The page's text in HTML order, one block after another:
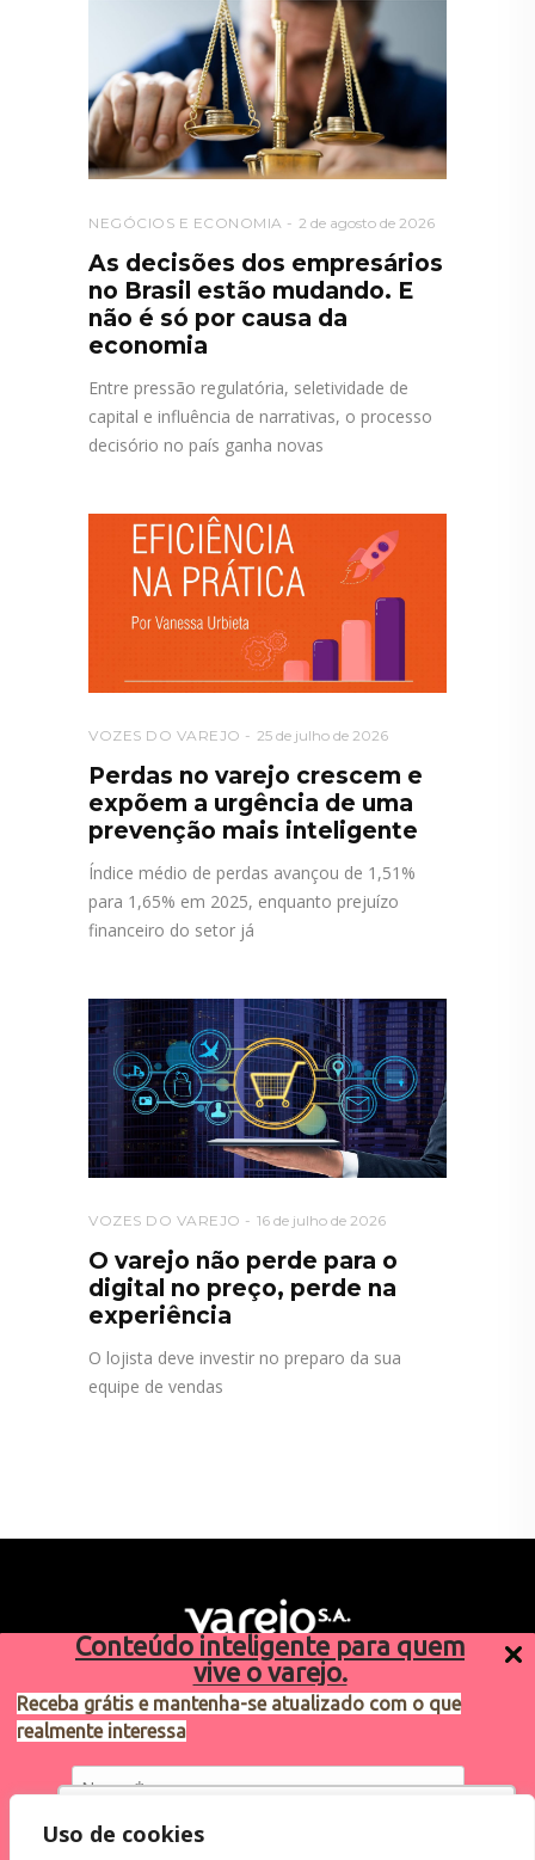
Conteúdo inteligente para quem
vive o varejo.
Receba grátis e mantenha-se atualizado com o que
realmente interessa
Utilizamos cookies para oferecer melhor
Uso de cookies
NEGÓCIOS E ECONOMIA 2 de agosto de 2026
As decisões dos empresários
no Brasil estão mudando. E
não é só por causa da
economia
Entre pressão regulatória, seletividade de
capital e influência de narrativas, o processo
decisório no país ganha novas
VOZES DO VAREJO 25 de julho de 2026
Perdas no varejo crescem e
expõem a urgência de uma
prevenção mais inteligente
Índice médio de perdas avançou de 1,51%
para 1,65% em 2025, enquanto prejuízo
financeiro do setor já
VOZES DO VAREJO 16 de julho de 2026
O varejo não perde para o
digital no preço, perde na
experiência
O lojista deve investir no preparo da sua
equipe de vendas
Sugestões de pauta
varejosa@cndl.org.br